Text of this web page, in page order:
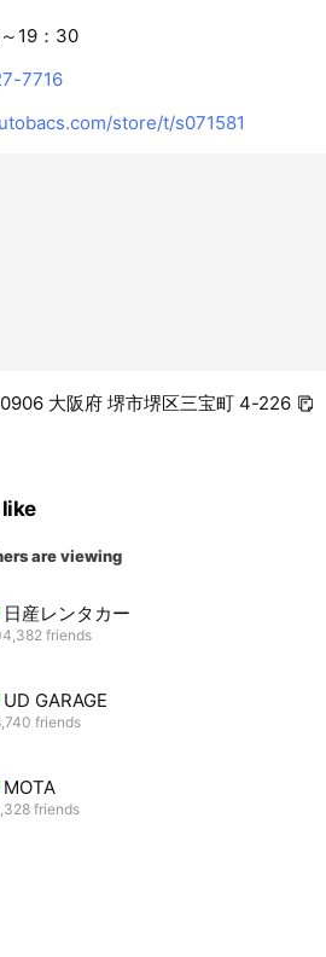
19：30
7716
store/t/s071581
大阪府 堺市堺区三宝町 4-226
are viewing
日産レンタカー
friends
UD GARAGE
friends
MOTA
friends